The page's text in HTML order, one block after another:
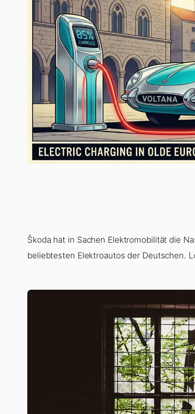
Škoda hat in Sachen Elektromobilität die
beliebtesten Elektroautos der Deutschen.